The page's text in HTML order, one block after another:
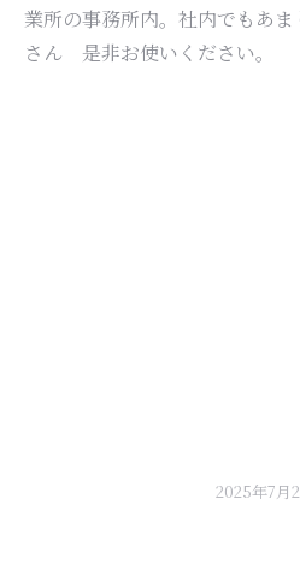
業所の事務所内。社内でもあ
さん 是非お使いください。
2025年7月